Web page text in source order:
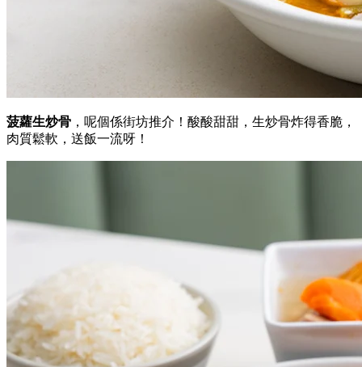
菠蘿生炒骨 ，呢個係街坊推介！酸酸甜甜，生炒骨炸得香脆，
肉質鬆軟，送飯一流呀！